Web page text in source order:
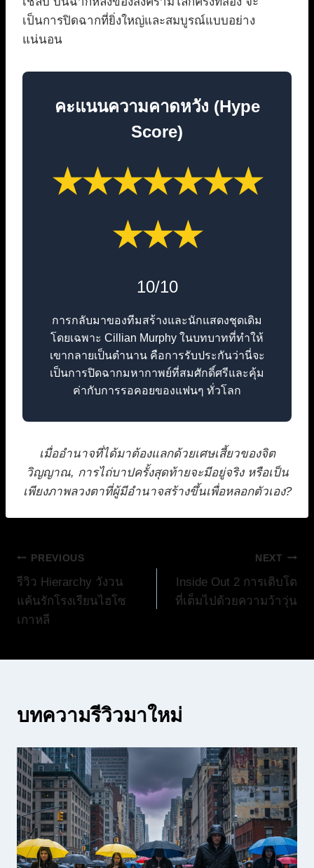
เป็นการปิดฉากที่ยิ่งใหญ่และสมบูรณ์แบบอย่าง
แน่นอน
คะแนนความคาดหวัง (Hype
Score)
★★★★★★★
★★★
10/10
การกลับมาของทีมสร้างและนักแสดงชุดเดิม
โดยเฉพาะ Cillian Murphy ในบทบาทที่ทำให้
เขากลายเป็นตำนาน คือการรับประกันว่านี่จะ
เป็นการปิดฉากมหากาพย์ที่สมศักดิ์ศรีและคุ้ม
ค่ากับการรอคอยของแฟนๆ ทั่วโลก
เมื่ออำนาจที่ได้มาต้องแลกด้วยเศษเสี้ยวของจิต
วิญญาณ, การไถ่บาปครั้งสุดท้ายจะมีอยู่จริง หรือเป็น
เพียงภาพลวงตาที่ผู้มีอำนาจสร้างขึ้นเพื่อหลอกตัวเอง?
แนะแนว
เรื่อง
PREVIOUS
รีวิว Hierarchy วังวน
แค้นรักโรงเรียนไฮโซ
เกาหลี
NEXT
Inside Out 2 การเติบโต
ที่เต็มไปด้วยความว้าวุ่น
บทความรีวิวมาใหม่